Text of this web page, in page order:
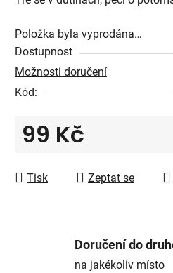
hvězdiček.
Položka byla vyprodána…
Dostupnost
Možnosti doručení
Kód:
99 Kč
Tisk
Zeptat se
Doručení do
na jakékoliv místo